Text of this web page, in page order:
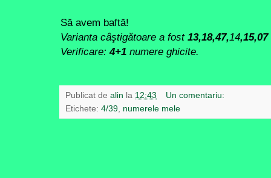
Să avem baftă!
Varianta câştigătoare a fost 13,18,47,14,15,07
Verificare:4+1 numere ghicite.
Publicat de alin la 12:43
Un comentariu:
Etichete: 4/39 numerele mele